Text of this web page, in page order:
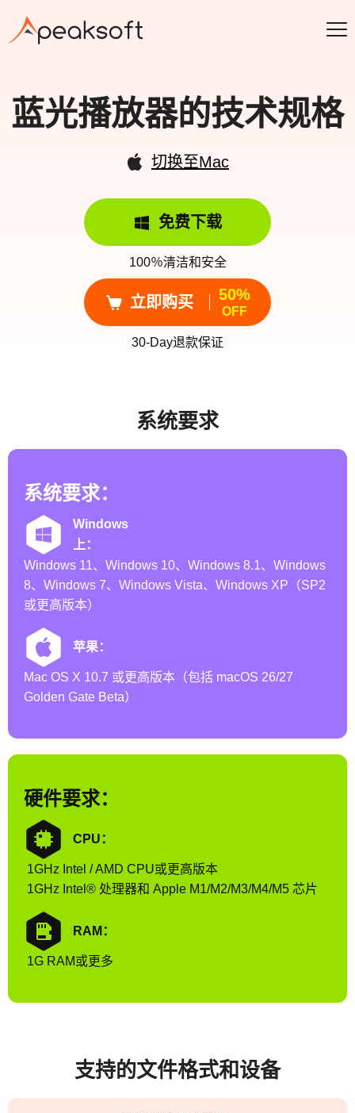
蓝光播放器的技术规格
切换至Mac
免费下载
100％清洁和安全
立即购买 50%
OFF
30-Day退款保证
系统要求
系统要求：
Windows
上：
Windows 11、Windows 10、Windows 8.1、Windows
8、Windows 7、Windows Vista、Windows XP（SP2
或更高版本）
苹果：
Mac OS X 10.7 或更高版本（包括 macOS 26/27
Golden Gate Beta）
硬件要求：
CPU：
1GHz Intel / AMD CPU或更高版本
1GHz Intel® 处理器和 Apple M1/M2/M3/M4/M5 芯片
RAM：
1G RAM或更多
支持的文件格式和设备